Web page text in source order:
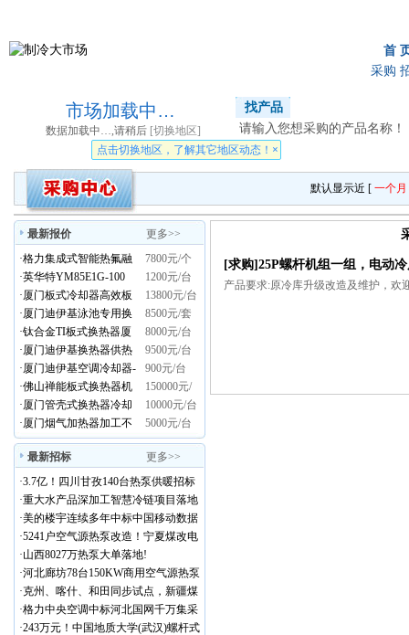
首
采购
市场加载中…
数据加载中…,请稍后 [切换地区]
找产品
请输入您想采购的产品名称！
点击切换地区，了解其它地区动态！ ×
默认显示近 [ 一个月
[求购]25P螺杆机组一组，电动
产品要求:原冷库升级改造及维护，欢
最新报价
更多>>
·格力集成式智能热氟融
霜冷凝机组
7800元/个
·英华特YM85E1G-100
1200元/台
·厦门板式冷却器高效板
式换热器生产商迪伊基品
质
13800元/台
·厦门迪伊基泳池专用换
热器报价
8500元/套
·钛合金TI板式换热器厦
门迪伊基定制生产
8000元/台
·厦门迪伊基换热器供热
采暖选型报价
9500元/台
·厦门迪伊基空调冷却器-
型号AC50X-70H-蒸发器
900元/台
·佛山禅能板式换热器机
组宁德时代新能源PCW
工艺水系统
150000元/
套
·厦门管壳式换热器冷却
器选型报价不锈钢材质
10000元/台
·厦门烟气加热器加工不
锈钢迪伊基定制
5000元/台
最新招标
更多>>
·3.7亿！四川甘孜140台热泵供暖招标
·重大水产品深加工智慧冷链项目落地
温岭
·美的楼宇连续多年中标中国移动数据
中心温控集采订单
·5241户空气源热泵改造！宁夏煤改电
清洁取暖示范项目招标启动
·山西8027万热泵大单落地!
·河北廊坊78台150KW商用空气源热泵
招标
·克州、喀什、和田同步试点，新疆煤
改电工程采购意向空气源热泵设备需
求
·格力中央空调中标河北国网千万集采
大单
·243万元！中国地质大学(武汉)螺杆式